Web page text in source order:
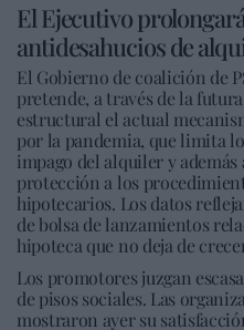
El Ejecutivo
antidesahucios de
El Gobierno de coalición de
pretende, a través de la
estructural el actual
por la pandemia, que limita
impago del alquiler y
protección a los
hipotecarios. Los datos
de bolsa de lanzamientos
hipoteca que no deja de
Los promotores juzgan
de pisos sociales. Las
mostraron ayer su